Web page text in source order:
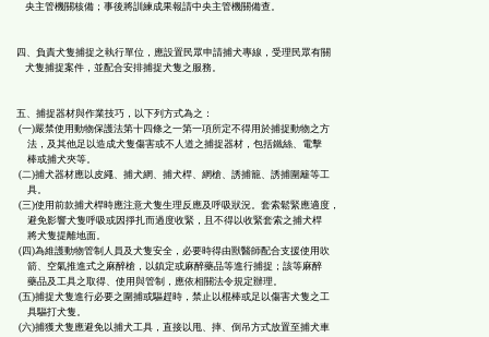
央主管機關核備；事後將訓練成果報請中央主管機關備查。
四、負責犬隻捕捉之執行單位，應設置民眾申請捕犬專線，受理民眾有關
犬隻捕捉案件，並配合安排捕捉犬隻之服務。
五、捕捉器材與作業技巧，以下列方式為之：
(一)嚴禁使用動物保護法第十四條之一第一項所定不得用於捕捉動物之方
法，及其他足以造成犬隻傷害或不人道之捕捉器材，包括鐵絲、電擊
棒或捕犬夾等。
(二)捕犬器材應以皮繩、捕犬網、捕犬桿、網槍、誘捕籠、誘捕圍籬等工
具。
(三)使用前款捕犬桿時應注意犬隻生理反應及呼吸狀況。套索鬆緊應適度，
避免影響犬隻呼吸或因掙扎而過度收緊，且不得以收緊套索之捕犬桿
將犬隻提離地面。
(四)為維護動物管制人員及犬隻安全，必要時得由獸醫師配合支援使用吹
箭、空氣推進式之麻醉槍，以鎮定或麻醉藥品等進行捕捉；該等麻醉
藥品及工具之取得、使用與管制，應依相關法令規定辦理。
(五)捕捉犬隻進行必要之圍捕或驅趕時，禁止以棍棒或足以傷害犬隻之工
具驅打犬隻。
(六)捕獲犬隻應避免以捕犬工具，直接以甩、摔、倒吊方式放置至捕犬車